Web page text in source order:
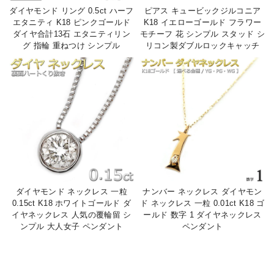
ダイヤモンド リング 0.5ct ハーフ
エタニティ K18 ピンクゴールド
ダイヤ合計13石 エタニティリン
グ 指輪 重ねつけ シンプル
ピアス キュービックジルコニア
K18 イエローゴールド フラワー
モチーフ 花 シンプル スタッド シ
リコン製ダブルロックキャッチ
ダイヤモンド ネックレス 一粒
0.15ct K18 ホワイトゴールド ダ
イヤネックレス 人気の覆輪留 シ
ンプル 大人女子 ペンダント
ナンバー ネックレス ダイヤモン
ド ネックレス 一粒 0.01ct K18 ゴ
ールド 数字 1 ダイヤネックレス
ペンダント